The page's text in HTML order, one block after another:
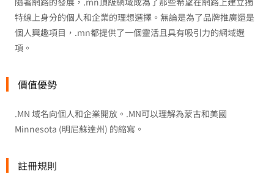
特線上身分的個人和企業的理想選擇。無論是為了品牌推廣還是
個人興趣項目，.mn都提供了一個靈活且具有吸引力的網域選
項。
價值優勢
.MN 域名向個人和企業開放。.MN可以理解為蒙古和美國
Minnesota (明尼蘇達州) 的縮寫。
註冊規則